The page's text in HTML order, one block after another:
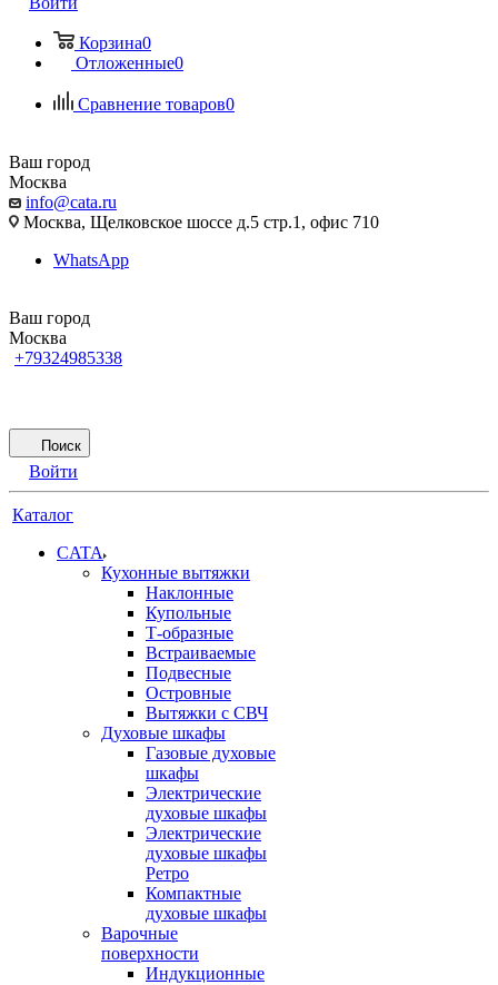
Корзина0
Отложенные0
Сравнение товаров0
Ваш город
Москва
info@cata.ru
Москва, Щелковское шоссе д.5 стр.1, офис 710
WhatsApp
Ваш город
Москва
+79324985338
Поиск
Войти
Каталог
CATA
Кухонные вытяжки
Наклонные
Купольные
Т-образные
Встраиваемые
Подвесные
Островные
Вытяжки с СВЧ
Духовые шкафы
Газовые духовые
шкафы
Электрические
духовые шкафы
Электрические
духовые шкафы
Ретро
Компактные
духовые шкафы
Варочные
поверхности
Индукционные